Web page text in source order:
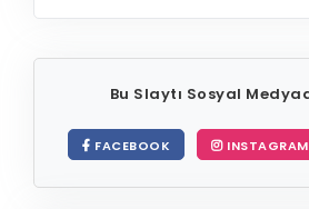
Bu Slaytı Sosyal
FACEBOOK INSTAGRAM